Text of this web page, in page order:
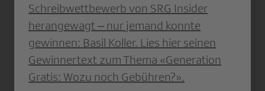
Schreibwettbewerb von SRG Insider
herangewagt ‒ nur jemand konnte
gewinnen: Basil Koller. Lies hier seinen
Gewinnertext zum Thema «Generation
Gratis: Wozu noch Gebühren?».